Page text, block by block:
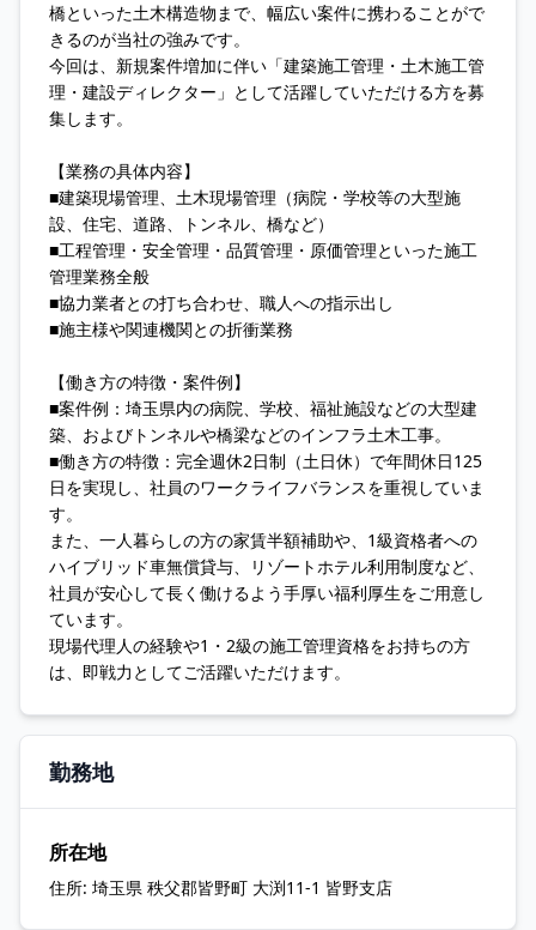
橋といった土木構造物まで、幅広い案件に携わることがで
きるのが当社の強みです。
今回は、新規案件増加に伴い「建築施工管理・土木施工管
理・建設ディレクター」として活躍していただける方を募
集します。
【業務の具体内容】
■建築現場管理、土木現場管理（病院・学校等の大型施
設、住宅、道路、トンネル、橋など）
■工程管理・安全管理・品質管理・原価管理といった施工
管理業務全般
■協力業者との打ち合わせ、職人への指示出し
■施主様や関連機関との折衝業務
【働き方の特徴・案件例】
■案件例：埼玉県内の病院、学校、福祉施設などの大型建
築、およびトンネルや橋梁などのインフラ土木工事。
■働き方の特徴：完全週休2日制（土日休）で年間休日125
日を実現し、社員のワークライフバランスを重視していま
す。
また、一人暮らしの方の家賃半額補助や、1級資格者への
ハイブリッド車無償貸与、リゾートホテル利用制度など、
社員が安心して長く働けるよう手厚い福利厚生をご用意し
ています。
現場代理人の経験や1・2級の施工管理資格をお持ちの方
は、即戦力としてご活躍いただけます。
勤務地
所在地
住所: 埼玉県 秩父郡皆野町 大渕11-1 皆野支店